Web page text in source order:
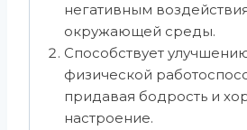
негативным
окружающей среды.
Способствует
физической
придавая бодрость и
настроение.